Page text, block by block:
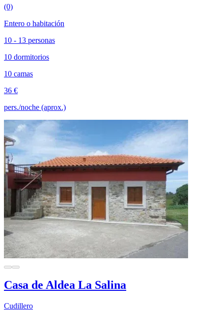
(0)
Entero o habitación
10 - 13 personas
10 dormitorios
10 camas
36 €
pers./noche (aprox.)
Casa de Aldea La Salina
Cudillero